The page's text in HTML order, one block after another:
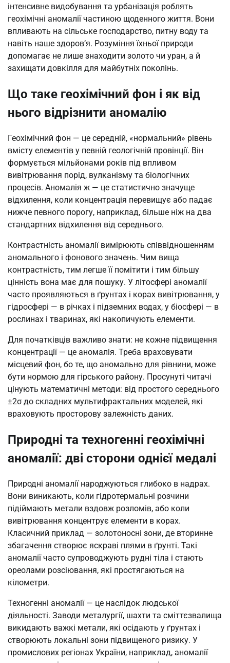
інтенсивне видобування та урбанізація роблять
геохімічні аномалії частиною щоденного життя. Вони
впливають на сільське господарство, питну воду та
навіть наше здоров’я. Розуміння їхньої природи
допомагає не лише знаходити золото чи уран, а й
захищати довкілля для майбутніх поколінь.
Що таке геохімічний фон і як від
нього відрізнити аномалію
Геохімічний фон — це середній, «нормальний» рівень
вмісту елементів у певній геологічній провінції. Він
формується мільйонами років під впливом
вивітрювання порід, вулканізму та біологічних
процесів. Аномалія ж — це статистично значуще
відхилення, коли концентрація перевищує або падає
нижче певного порогу, наприклад, більше ніж на два
стандартних відхилення від середнього.
Контрастність аномалії вимірюють співвідношенням
аномального і фонового значень. Чим вища
контрастність, тим легше її помітити і тим більшу
цінність вона має для пошуку. У літосфері аномалії
часто проявляються в ґрунтах і корах вивітрювання, у
гідросфері — в річках і підземних водах, у біосфері — в
рослинах і тваринах, які накопичують елементи.
Для початківців важливо знати: не кожне підвищення
концентрації — це аномалія. Треба враховувати
місцевий фон, бо те, що аномально для рівнини, може
бути нормою для гірського району. Просунуті читачі
цінують математичні методи: від простого середнього
±2σ до складних мультифрактальних моделей, які
враховують просторову залежність даних.
Природні та техногенні геохімічні
аномалії: дві сторони однієї медалі
Природні аномалії народжуються глибоко в надрах.
Вони виникають, коли гідротермальні розчини
підіймають метали вздовж розломів, або коли
вивітрювання концентрує елементи в корах.
Класичний приклад — золотоносні зони, де вторинне
збагачення створює яскраві плями в ґрунті. Такі
аномалії часто супроводжують рудні тіла і стають
ореолами розсіювання, які простягаються на
кілометри.
Техногенні аномалії — це наслідок людської
діяльності. Заводи металургії, шахти та сміттєзвалища
викидають важкі метали, які осідають у ґрунтах і
створюють локальні зони підвищеного ризику. У
промислових регіонах України, наприклад, аномалії